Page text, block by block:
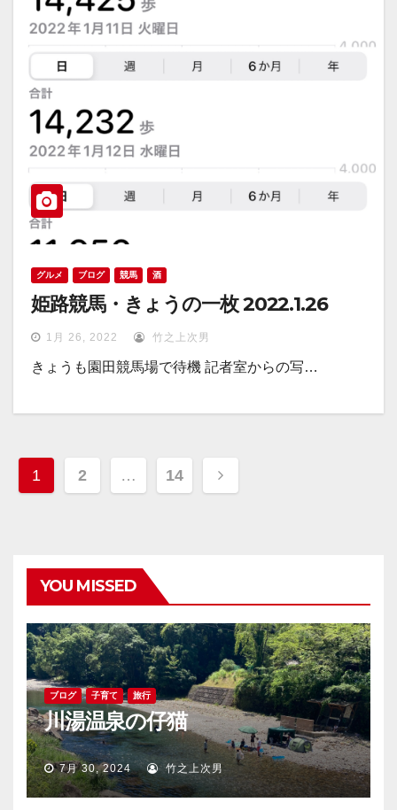
グルメ ブログ 競馬 酒
姫路競馬・きょうの一枚 2022.1.26
1月 26, 2022 竹之上次男
きょうも園田競馬場で待機 記者室からの写…
投
ビ
ゲ
ー
シ
ョ
ン
1 2 … 14
YOU MISSED
ブログ 子育て 旅行
川湯温泉の仔猫
7月 30, 2024 竹之上次男